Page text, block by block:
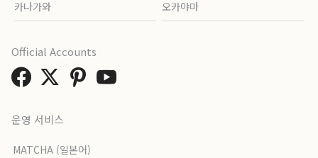
카나가와 오카야마
운영 서비스
MATCHA (일본어)
Official Accounts